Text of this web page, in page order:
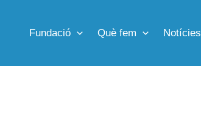
Fundació Què fem Notícies